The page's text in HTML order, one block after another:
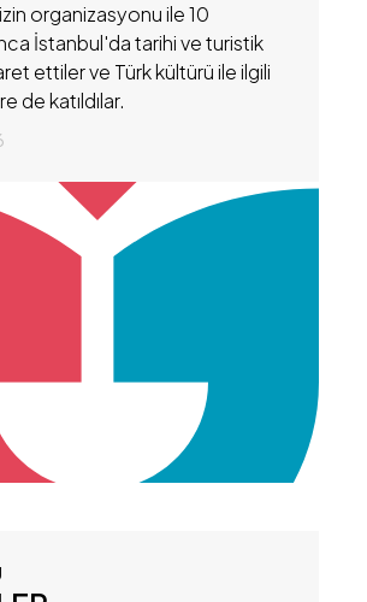
organizasyonu ile 10
İstanbul'da tarihi ve turistik
ettiler ve Türk kültürü ile ilgili
de katıldılar.